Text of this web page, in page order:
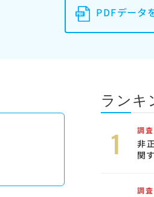
PDFデータ
ランキ
調査
非
関
調査